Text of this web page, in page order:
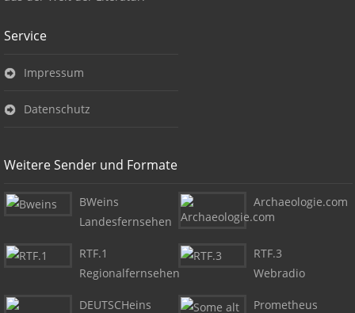
Service
Impressum
Datenschutz
Weitere Sender und Formate
BWeins
Landesfernsehen
RTF.1
Regionalfernsehen
DEUTSCHeins
Archaeologie.com
RTF.3
Webradio
Prometheus